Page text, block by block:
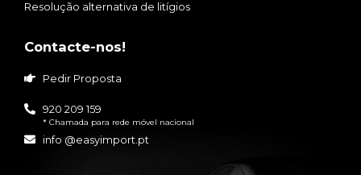
Resolução alternativa de litígios
Contacte-nos!
Pedir Proposta
920 209 159
* Chamada para rede móvel nacional
info @easyimport.pt